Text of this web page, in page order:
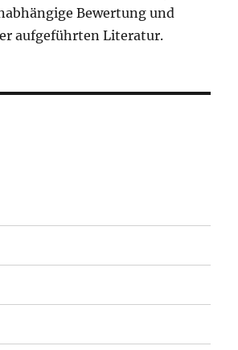
Bewertung und
aufgeführten Literatur.